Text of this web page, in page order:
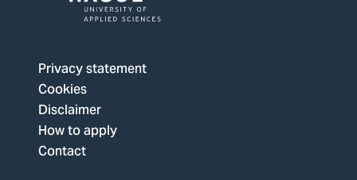
The
Hague
University
of
Applied
Sciences,
Privacy statement
Cookies
Disclaimer
How to apply
Contact